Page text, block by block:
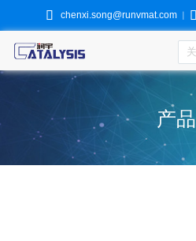
 chenxi.song@runvmat.com | 
产品